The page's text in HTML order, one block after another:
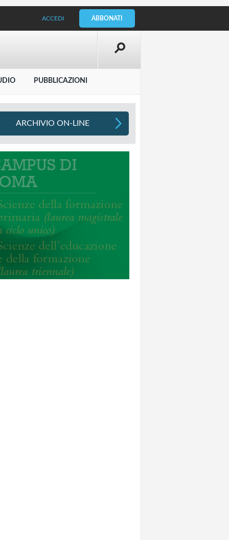
ACCEDI ABBONATI
PUBBLICAZIONI
ARCHIVIO ON-LINE